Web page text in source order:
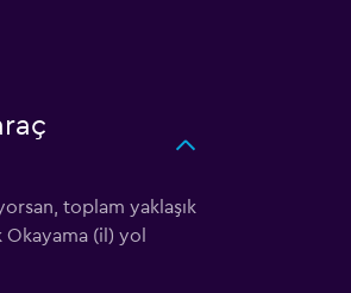
toplam yaklaşık
(il) yol